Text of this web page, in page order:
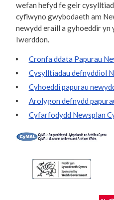
wefan hefyd fe geir
cyflwyno gwybodaeth am
newydd eraill a gyhoeddir yn
Iwerddon.
Cronfa ddata Papurau
Cysylltiadau defnyddiol
Cyhoeddi papurau
Arolygon defnydd
Cyfarfodydd Newsplan